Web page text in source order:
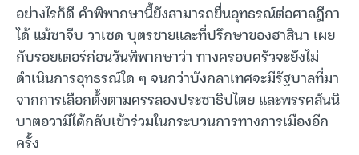
อย่างไรก็ดี คำพิพากษานี้ยังสามารถยื่นอุทธรณ์ต่อศาลฎีกา
ได้ แม้ซาจีบ วาเซด บุตรชายและที่ปรึกษาของฮาสินา เผย
กับรอยเตอร์ก่อนวันพิพากษาว่า ทางครอบครัวจะยังไม่
ดำเนินการอุทธรณ์ใด ๆ จนกว่าบังกลาเทศจะมีรัฐบาลที่มา
จากการเลือกตั้งตามครรลองประชาธิปไตย และพรรคสันนิ
บาตอวามีได้กลับเข้าร่วมในกระบวนการทางการเมืองอีก
ครั้ง